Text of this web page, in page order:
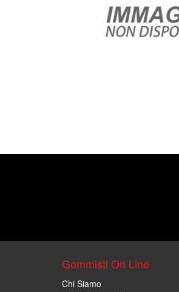
Gommisti On Line
Chi Siamo